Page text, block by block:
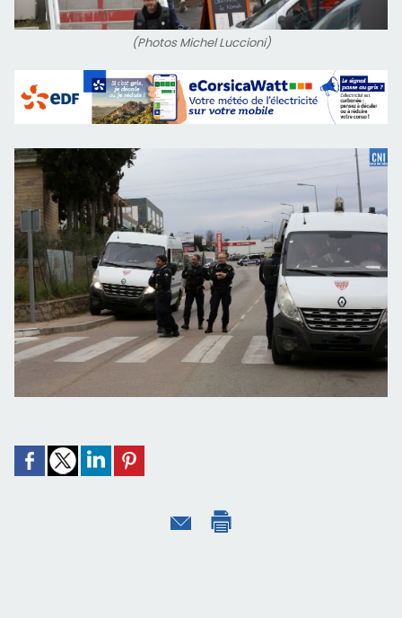
(Photos Michel Luccioni)